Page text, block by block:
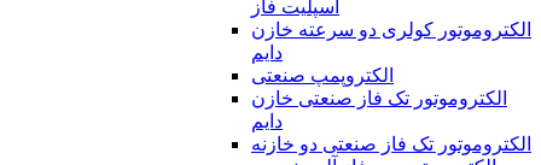
اسپلیت فاز
الکتروموتور کولری دو سرعته خازن
دایم
الکتروپمپ صنعتی
الکتروموتور تک فاز صنعتی خازن
دایم
الکتروموتور تک فاز صنعتی دو خازنه